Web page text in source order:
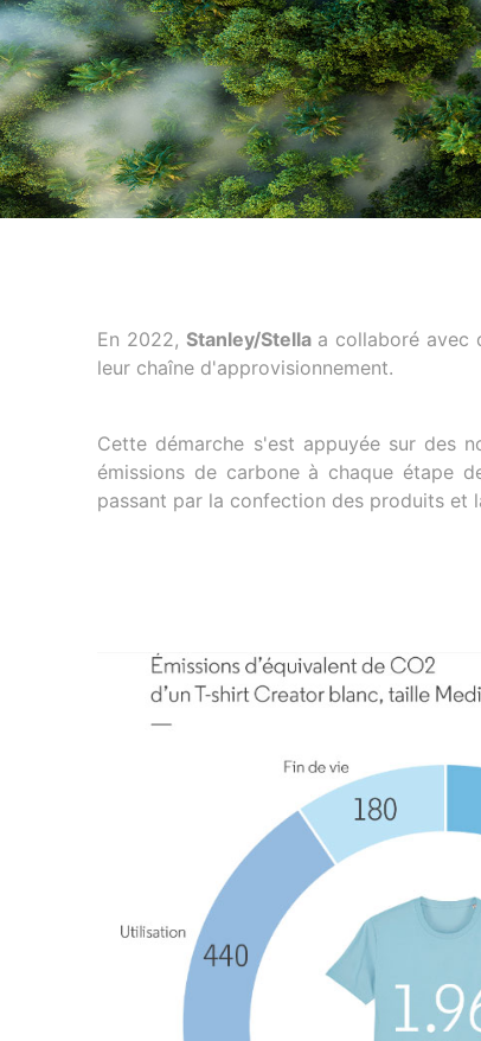
En 2022, Stanley/Stellaa collaboré avec
leur chaîne d'approvisionnement.
Cette démarche s'est appuyée sur des
émissions de carbone à chaque étape
passant par la confection des produits et